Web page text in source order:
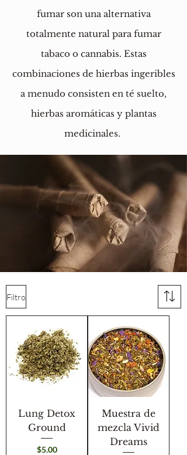
fumar son una alternativa
totalmente natural para fumar
tabaco o cannabis. Estas
combinaciones de hierbas ingeribles
a menudo consisten en té suelto,
hierbas aromáticas y plantas
medicinales.
Filtro
Lung Detox
Ground
Precio
$5.00
Muestra de
mezcla Vivid
Dreams